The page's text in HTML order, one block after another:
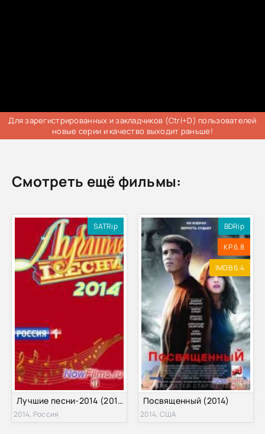
Для зарегистрированных и закладчиков (Ctrl+D) пользователей
новые серии и качество выходит раньше!
Смотреть ещё фильмы:
SATRip
Лучшие песни-2014 (2014)
2014, Россия
BDRip
KP 6.8
IMDB 6.4
Посвященный (2014)
2014, США